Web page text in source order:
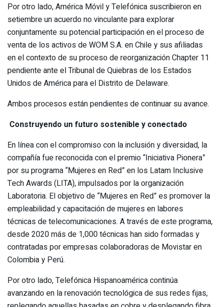
Por otro lado, América Móvil y Telefónica suscribieron en
setiembre un acuerdo no vinculante para explorar
conjuntamente su potencial participación en el proceso de
venta de los activos de WOM S.A. en Chile y sus afiliadas
en el contexto de su proceso de reorganización Chapter 11
pendiente ante el Tribunal de Quiebras de los Estados
Unidos de América para el Distrito de Delaware.
Ambos procesos están pendientes de continuar su avance.
Construyendo un futuro sostenible y conectado
En línea con el compromiso con la inclusión y diversidad, la
compañía fue reconocida con el premio “Iniciativa Pionera”
por su programa “Mujeres en Red” en los Latam Inclusive
Tech Awards (LITA), impulsados ​​por la organización
Laboratoria. El objetivo de “Mujeres en Red” es promover la
empleabilidad y capacitación de mujeres en labores
técnicas de telecomunicaciones. A través de este programa,
desde 2020 más de 1,000 técnicas han sido formadas y
contratadas por empresas colaboradoras de Movistar en
Colombia y Perú.
Por otro lado, Telefónica Hispanoamérica continúa
avanzando en la renovación tecnológica de sus redes fijas,